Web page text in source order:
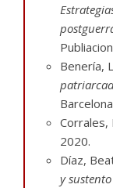
Benería,
Corrales,
2020.
Díaz,
y